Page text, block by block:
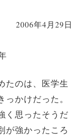
2006年4月29日
たのは、医学生
っかけだった。
く思ったそうだ
が強かったころ